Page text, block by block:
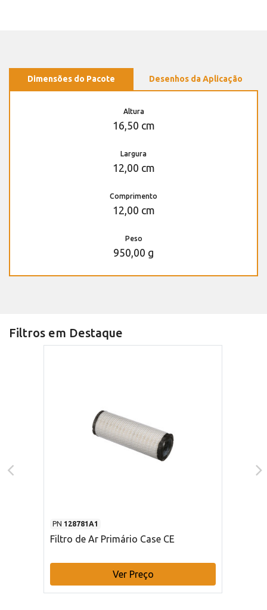
Dimensões do Pacote Desenhos da Aplicação
Altura
16,50 cm
Largura
12,00 cm
Comprimento
12,00 cm
Peso
950,00 g
Filtros em Destaque
PN 128781A1
Filtro de Ar Primário Case CE
Ver Preço